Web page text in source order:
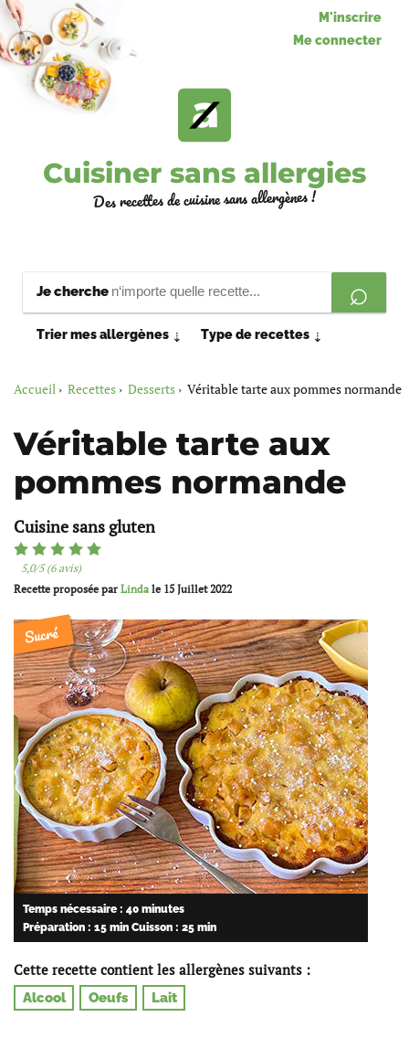
M'inscrire
Me connecter
Cuisiner sans allergies
Des recettes de cuisine sans allergènes !
Je cherche
Trier mes allergènes ⇣ Type de recettes ⇣
Accueil Recettes Desserts Véritable tarte aux pommes normande
Véritable tarte aux
pommes normande
Cuisine sans gluten
5,0/5 (6 avis)
Recette proposée par Linda le 15 Juillet 2022
Sucré
Temps nécessaire : 40 minutes
Préparation : 15 min Cuisson : 25 min
Cette recette contient les allergènes suivants :
Alcool Oeufs Lait